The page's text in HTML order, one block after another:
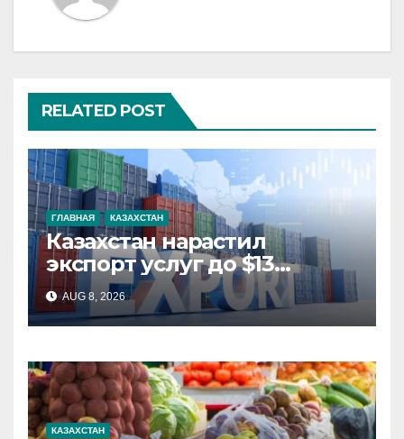
RELATED POST
ГЛАВНАЯ КАЗАХСТАН
Казахстан нарастил
экспорт услуг до $13
миллиардов
AUG 8, 2026
КАЗАХСТАН